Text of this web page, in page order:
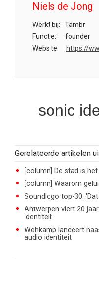
Niels de Jong
Werkt bij:
Tambr
Functie:
founder
Website:
https://
sonic
Gerelateerde artikelen
[column] De stad is
[column] Waarom
Soundlogo top-30:
Antwerpen viert 20
identiteit
Wehkamp lanceert
audio identiteit